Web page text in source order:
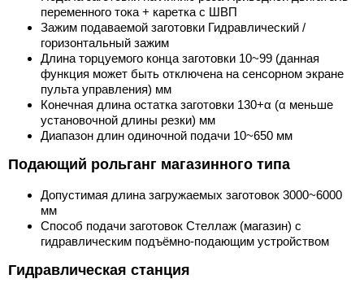
переменного тока + каретка с ШВП
Зажим подаваемой заготовки Гидравлический /
горизонтальный зажим
Длина торцуемого конца заготовки 10~99 (данная
функция может быть отключена на сенсорном экране
пульта управления) мм
Конечная длина остатка заготовки 130+α (α меньше
установочной длины резки) мм
Диапазон длин одиночной подачи 10~650 мм
Подающий рольганг магазинного типа
Допустимая длина загружаемых заготовок 3000~6000
мм
Способ подачи заготовок Стеллаж (магазин) с
гидравлическим подъёмно-подающим устройством
Гидравлическая станция